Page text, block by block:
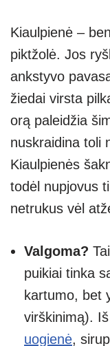
Kiaulpienė –
piktžolė. Jos
ankstyvo
žiedai virsta
orą paleidžia
nuskraidina toli
Kiaulpienės
todėl nupjovus
netrukus vėl
Valgoma?
puikiai tinka
kartumo, bet
virškinimą).
uogienė,